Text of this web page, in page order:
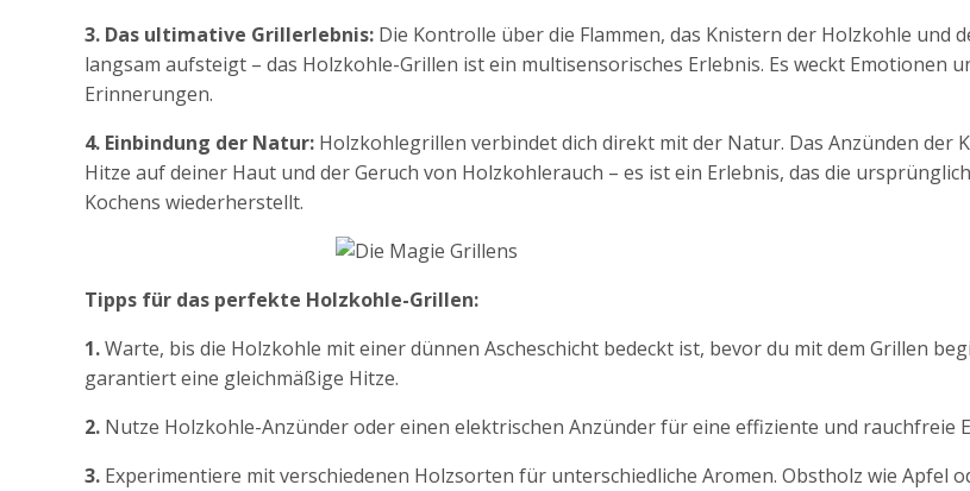
3. Das ultimative Grillerlebnis: Die Kontrolle über die Flammen, das Knistern der Holzkohle und
langsam aufsteigt – das Holzkohle-Grillen ist ein multisensorisches Erlebnis. Es weckt Emotionen
Erinnerungen.
4. Einbindung der Natur: Holzkohlegrillen verbindet dich direkt mit der Natur. Das Anzünden der
Hitze auf deiner Haut und der Geruch von Holzkohlerauch – es ist ein Erlebnis, das die
Kochens wiederherstellt.
Tipps für das perfekte Holzkohle-Grillen:
1.Warte, bis die Holzkohle mit einer dünnen Ascheschicht bedeckt ist, bevor du mit dem Grillen
garantiert eine gleichmäßige Hitze.
2. Nutze Holzkohle-Anzünder oder einen elektrischen Anzünder für eine effiziente und rauchfreie
3. Experimentiere mit verschiedenen Holzsorten für unterschiedliche Aromen. Obstholz wie Apfel